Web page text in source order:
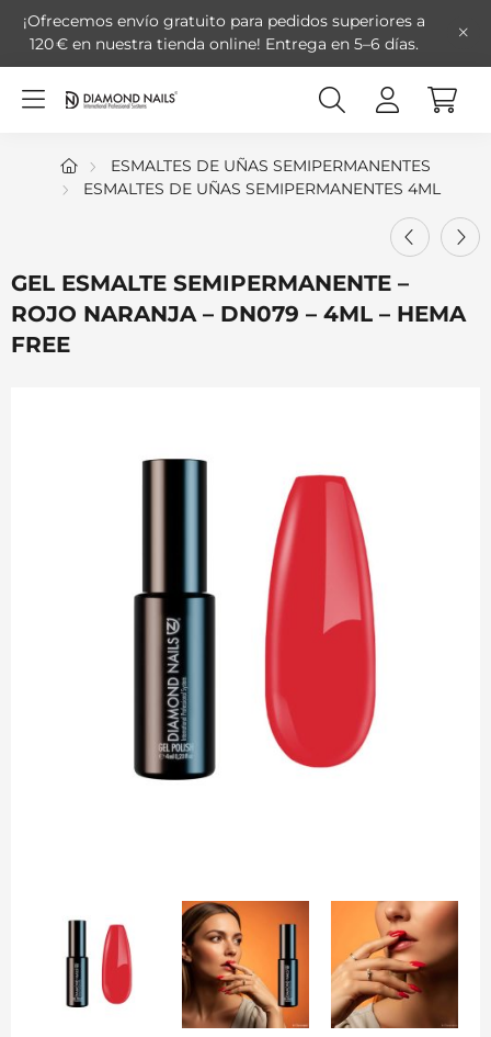
¡Ofrecemos envío gratuito para pedidos superiores a
120 € en nuestra tienda online! Entrega en 5–6 días.
ESMALTES DE UÑAS SEMIPERMANENTES
ESMALTES DE UÑAS SEMIPERMANENTES 4ML
GEL ESMALTE SEMIPERMANENTE –
ROJO NARANJA – DN079 – 4ML – HEMA
FREE